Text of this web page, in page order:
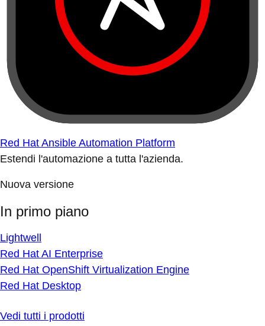
Red Hat Ansible Automation Platform
Estendi l'automazione a tutta l'azienda.
Nuova versione
In primo piano
Lightwell
Red Hat AI Enterprise
Red Hat OpenShift Virtualization Engine
Red Hat Desktop
Vedi tutti i prodotti